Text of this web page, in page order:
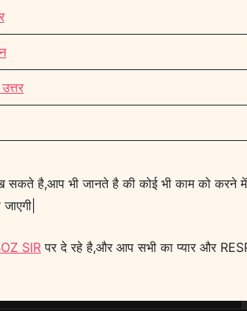
सकते है,आप भी जानते है की कोई भी काम को करने में
SIRपर दे रहे है,और आप सभी का प्यार और